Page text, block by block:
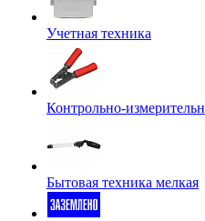
Учетная техника
Контрольно-
Бытовая техника мелкая